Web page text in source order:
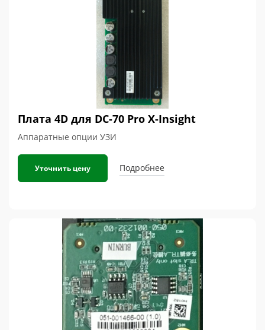
Плата 4D для DC-70 Pro X-Insight
Аппаратные опции УЗИ
Уточнить цену Подробнее